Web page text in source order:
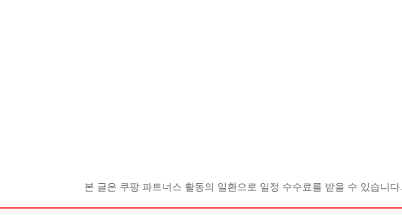
본 글은 쿠팡 파트너스 활동의 일환으로 일정 수수료를 받을 수 있습니다.